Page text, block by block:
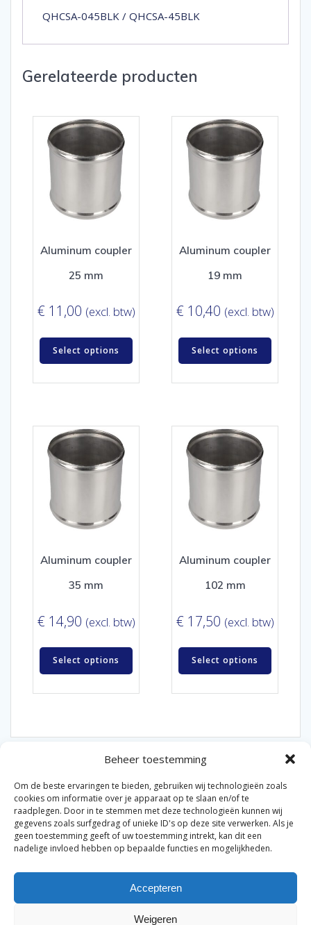
Beheer toestemming
Om de beste ervaringen te bieden, gebruiken wij technologieën zoals
cookies om informatie over je apparaat op te slaan en/of te
raadplegen. Door in te stemmen met deze technologieën kunnen wij
gegevens zoals surfgedrag of unieke ID's op deze site verwerken. Als je
geen toestemming geeft of uw toestemming intrekt, kan dit een
nadelige invloed hebben op bepaalde functies en mogelijkheden.
Accepteren
Weigeren
QHCSA-045BLK / QHCSA-45BLK
Gerelateerde producten
Aluminum coupler
25 mm
€ 11,00 (excl. btw)
Select options
Aluminum coupler
19 mm
€ 10,40 (excl. btw)
Select options
Aluminum coupler
35 mm
€ 14,90 (excl. btw)
Select options
Aluminum coupler
102 mm
€ 17,50 (excl. btw)
Select options
© 2026 Van der Bel Las en Radiateurenbedrijf.
Privacyverklaring|Cookiebeleid|Retourbeleid|
Algemene voorwaarden voor consumenten
algemene voorwaarden
Disclaimer